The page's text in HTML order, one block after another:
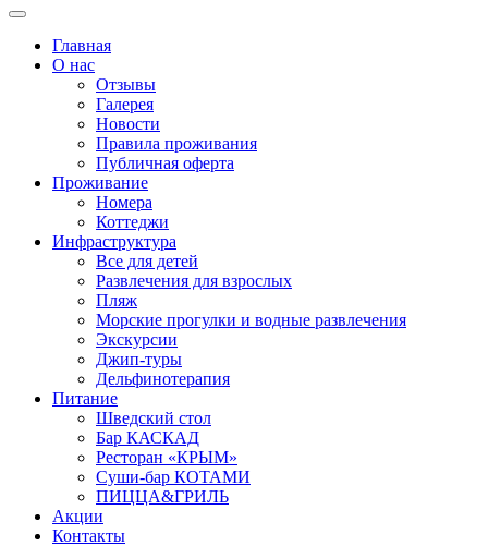
Главная
О нас
Отзывы
Галерея
Новости
Правила проживания
Публичная оферта
Проживание
Номера
Коттеджи
Инфраструктура
Все для детей
Развлечения для взрослых
Пляж
Морские прогулки и водные развлечения
Экскурсии
Джип-туры
Дельфинотерапия
Питание
Шведский стол
Бар КАСКАД
Ресторан «КРЫМ»
Суши-бар КОТАМИ
ПИЦЦА&ГРИЛЬ
Акции
Контакты